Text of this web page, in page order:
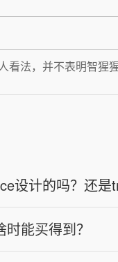
看法，并不表明智猩猩
设计的吗？还是
能买得到？